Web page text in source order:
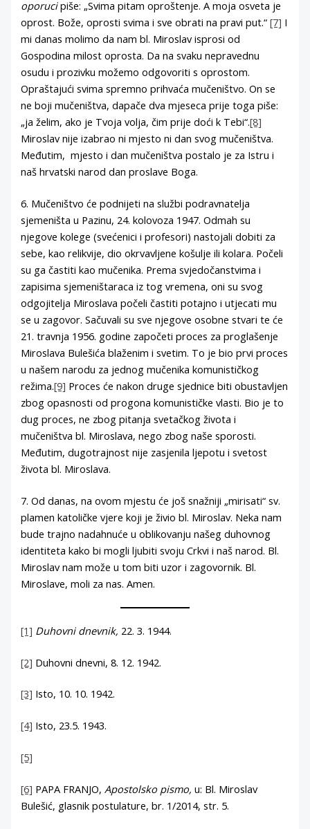
oporucipiše: „Svima pitam oproštenje. A moja osveta je
oprost. Bože, oprosti svima i sve obrati na pravi put.“[7] I
mi danas molimo da nam bl. Miroslav isprosi od
Gospodina milost oprosta. Da na svaku nepravednu
osudu i prozivku možemo odgovoriti s oprostom.
Opraštajući svima spremno prihvaća mučeništvo. On se
ne boji mučeništva, dapače dva mjeseca prije toga piše:
„ja želim, ako je Tvoja volja, čim prije doći k Tebi“.[8]
Miroslav nije izabrao ni mjesto ni dan svog mučeništva.
Međutim, mjesto i dan mučeništva postalo je za Istru i
naš hrvatski narod dan proslave Boga.
6. Mučeništvo će podnijeti na službi podravnatelja
sjemeništa u Pazinu, 24. kolovoza 1947. Odmah su
njegove kolege (svećenici i profesori) nastojali dobiti za
sebe, kao relikvije, dio okrvavljene košulje ili kolara. Počeli
su ga častiti kao mučenika. Prema svjedočanstvima i
zapisima sjemeništaraca iz tog vremena, oni su svog
odgojitelja Miroslava počeli častiti potajno i utjecati mu
se u zagovor. Sačuvali su sve njegove osobne stvari te će
21. travnja 1956. godine započeti proces za proglašenje
Miroslava Bulešića blaženim i svetim. To je bio prvi proces
u našem narodu za jednog mučenika komunističkog
režima.[9] Proces će nakon druge sjednice biti obustavljen
zbog opasnosti od progona komunističke vlasti. Bio je to
dug proces, ne zbog pitanja svetačkog života i
mučeništva bl. Miroslava, nego zbog naše sporosti.
Međutim, dugotrajnost nije zasjenila ljepotu i svetost
života bl. Miroslava.
7. Od danas, na ovom mjestu će još snažniji „mirisati“ sv.
plamen katoličke vjere koji je živio bl. Miroslav. Neka nam
bude trajno nadahnuće u oblikovanju našeg duhovnog
identiteta kako bi mogli ljubiti svoju Crkvi i naš narod. Bl.
Miroslav nam može u tom biti uzor i zagovornik. Bl.
Miroslave, moli za nas. Amen.
[1] Duhovni dnevnik, 22. 3. 1944.
[2] Duhovni dnevni, 8. 12. 1942.
[3] Isto, 10. 10. 1942.
[4] Isto, 23.5. 1943.
[5]
[6] PAPA FRANJO,Apostolsko pismo, u: Bl. Miroslav
Bulešić, glasnik postulature, br. 1/2014, str. 5.